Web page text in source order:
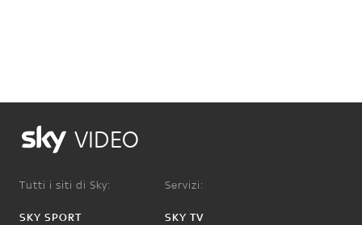
VIDEO
Tutti i siti di Sky:
SKY SPORT
Servizi:
SKY TV